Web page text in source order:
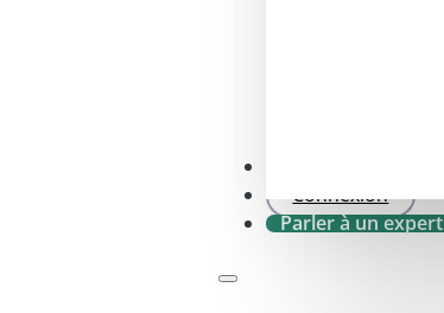
Connexion
Parler à un expert